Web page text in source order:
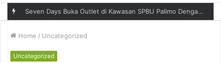
RSUD Talang Ubi Permudah Masyarakat Sampaikan Keluhan Lewat Kanal Pengaduan Resmi
Home / Uncategorized
Uncategorized